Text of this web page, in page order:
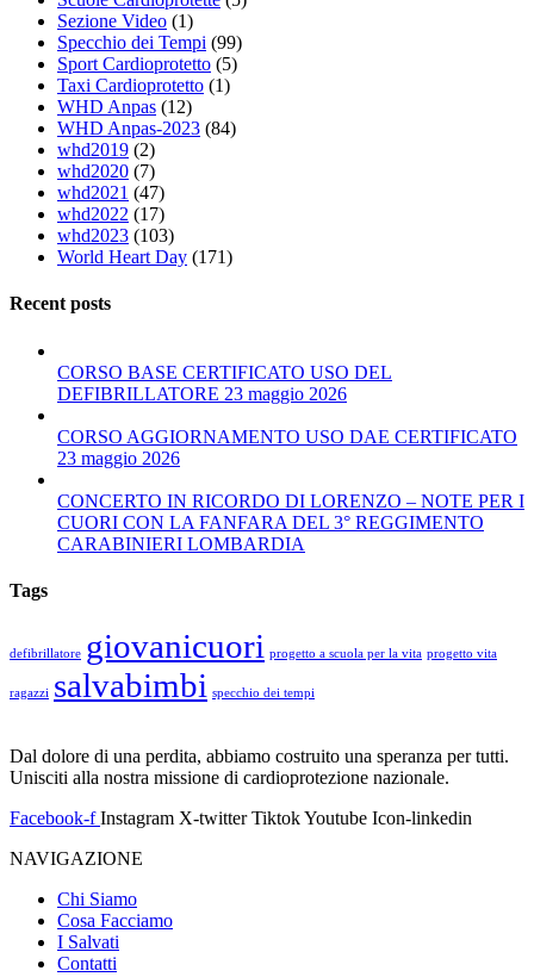
Sezione Video (1)
Specchio dei Tempi (99)
Sport Cardioprotetto (5)
Taxi Cardioprotetto (1)
WHD Anpas (12)
WHD Anpas-2023 (84)
whd2019 (2)
whd2020 (7)
whd2021 (47)
whd2022 (17)
whd2023 (103)
World Heart Day (171)
Recent posts
CORSO BASE CERTIFICATO USO DEL
DEFIBRILLATORE 23 maggio 2026
CORSO AGGIORNAMENTO USO DAE CERTIFICATO
23 maggio 2026
CONCERTO IN RICORDO DI LORENZO – NOTE PER I
CUORI CON LA FANFARA DEL 3° REGGIMENTO
CARABINIERI LOMBARDIA
Tags
defibrillatore giovanicuori progetto a scuola per la vita progetto vita
ragazzi salvabimbi specchio dei tempi
Dal dolore di una perdita, abbiamo costruito una speranza per tutti.
Unisciti alla nostra missione di cardioprotezione nazionale.
Facebook-f Instagram X-twitter TiktokYoutube Icon-linkedin
NAVIGAZIONE
Chi Siamo
Cosa Facciamo
I Salvati
Contatti